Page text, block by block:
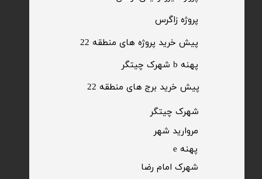
پیش خرید برج های منطقه 22
پهنه b شهرک چیتگر
پیش خرید پروژه های منطقه 22
​پروژه زاگرس
​شهرک چیتگر
مروارید شهر​​​​​​​
شهرک امام رضا
پهنه e